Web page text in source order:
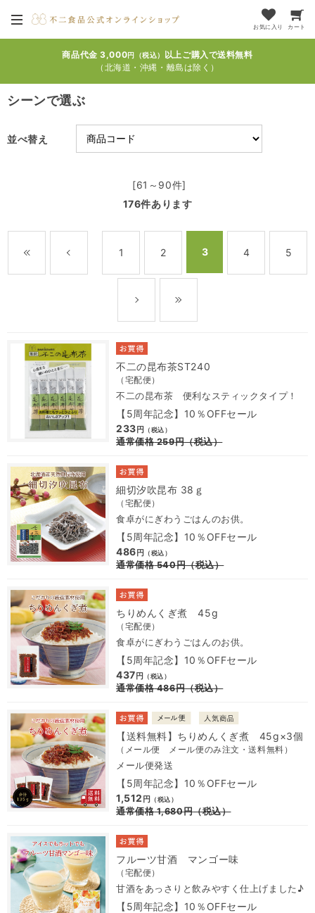
お気に入り カート
商品代金 3,000円（税込）
以上ご購入で送料無料
（北海道・沖縄・離島は除く）
シーンで選ぶ
並べ替え
[61～90件]
176件あります
1 2 3 4 5
不二の昆布茶ST240
（宅配便）
不二の昆布茶 便利なスティックタイプ！
【5周年記念】10％OFFセール
233 円 （税込）
通常価格259円（税込）
細切汐吹昆布 38ｇ
（宅配便）
食卓がにぎわうごはんのお供。
【5周年記念】10％OFFセール
486 円 （税込）
通常価格540円（税込）
ちりめんくぎ煮 45g
（宅配便）
食卓がにぎわうごはんのお供。
【5周年記念】10％OFFセール
437 円 （税込）
通常価格486円（税込）
【送料無料】ちりめんくぎ煮 45g×3個
（メール便 メール便のみ注文・送料無料）
メール便発送
【5周年記念】10％OFFセール
1,512 円 （税込）
通常価格1,680円（税込）
フルーツ甘酒 マンゴー味
（宅配便）
甘酒をあっさりと飲みやすく仕上げました♪
【5周年記念】10％OFFセール